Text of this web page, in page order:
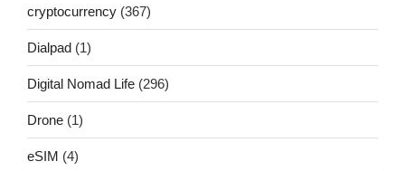
cryptocurrency (367)
Dialpad (1)
Digital Nomad Life (296)
Drone (1)
eSIM (4)